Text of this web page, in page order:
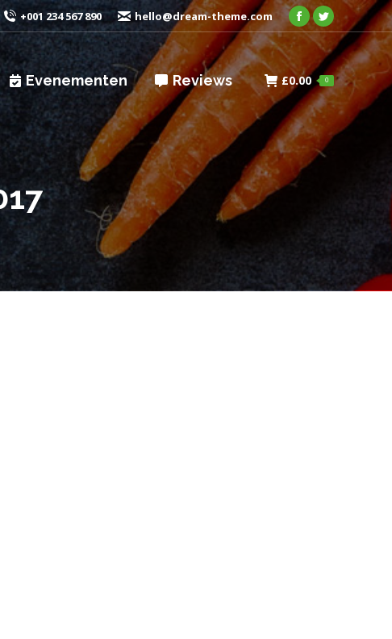
+001 234 567 890 hello@dream-theme.com
Facebook
Twitter
Evenementen Reviews £0.00 0